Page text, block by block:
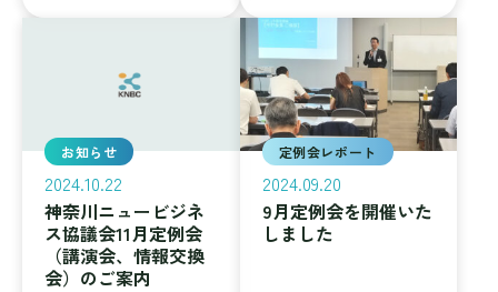
お知らせ
2024.10.22
神奈川ニュービジネ
ス協議会11月定例会
（講演会、情報交換
会）のご案内
定例会レポート
2024.09.20
9月定例会を開催いた
しました